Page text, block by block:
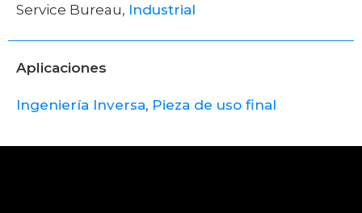
Service Bureau, Industrial
Aplicaciones
Ingeniería Inversa, Pieza de uso final